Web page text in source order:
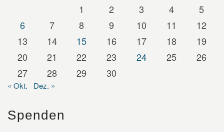
1
2 3 4
5
6
7 8 9 10 11
12
13
14 15 16 17 18
19
20
21 22 23 24 25
26
27
28 29 30
« Okt. Dez. »
Spenden